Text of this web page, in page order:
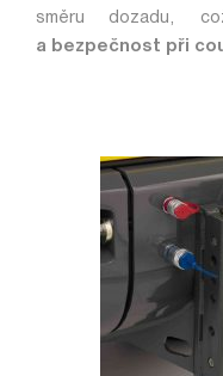
směru dozadu,
a bezpečnost při